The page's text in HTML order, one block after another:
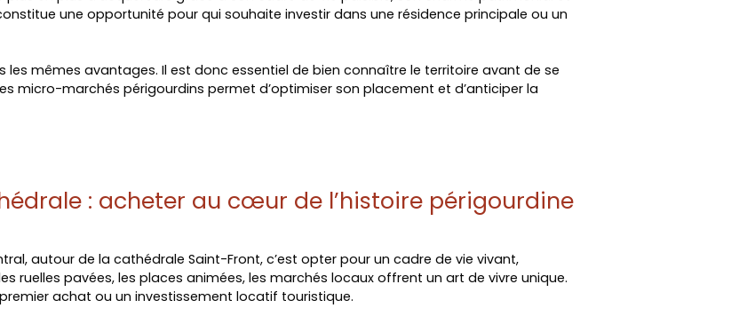
une opportunité pour qui souhaite investir dans une résidence principale ou un
les mêmes avantages. Il est donc essentiel de bien connaître le territoire avant de se
micro-marchés périgourdins permet d’optimiser son placement et d’anticiper la
: acheter au cœur de l’histoire périgourdine
autour de la cathédrale Saint-Front, c’est opter pour un cadre de vie vivant,
ruelles pavées, les places animées, les marchés locaux offrent un art de vivre unique.
achat ou un investissement locatif touristique.